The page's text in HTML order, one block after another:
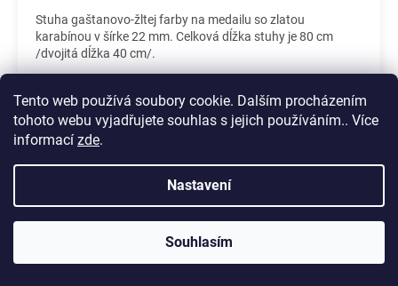
Tento web používá soubory cookie. Dalším procházením
tohoto webu vyjadřujete souhlas s jejich používáním.. Více
informací zde.
Nastavení
Souhlasím
Stuha gaštanovo-žltej farby na medailu so zlatou
karabínou v šírke 22 mm. Celková dĺžka stuhy je 80 cm
/dvojitá dĺžka 40 cm/.